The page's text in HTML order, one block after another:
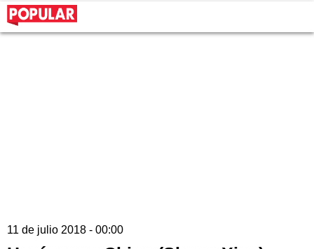
11 de julio 2018 - 00:00